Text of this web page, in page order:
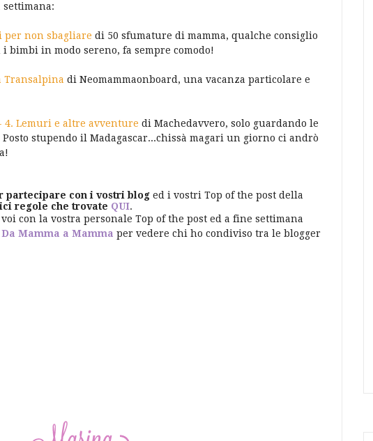
per non sbagliare di 50 sfumature di mamma, qualche consiglio
bimbi in modo sereno, fa sempre comodo!
Transalpina di Neomammaonboard, una vacanza particolare e
4. Lemuri e altre avventure di Machedavvero, solo guardando le
stupendo il Madagascar...chissà magari un giorno ci andrò
partecipare con i vostri blog ed i vostri Top of the post della
regole che trovate QUI.
con la vostra personale Top of the post ed a fine settimana
Da Mamma a Mamma per vedere chi ho condiviso tra le blogger